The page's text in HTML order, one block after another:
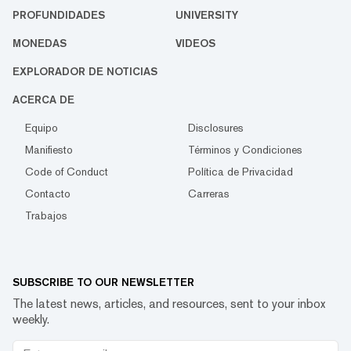
PROFUNDIDADES UNIVERSITY
MONEDAS VIDEOS
EXPLORADOR DE NOTICIAS
ACERCA DE
Equipo
Disclosures
Manifiesto
Términos y Condiciones
Code of Conduct
Política de Privacidad
Contacto
Carreras
Trabajos
SUBSCRIBE TO OUR NEWSLETTER
The latest news, articles, and resources, sent to your inbox
weekly.